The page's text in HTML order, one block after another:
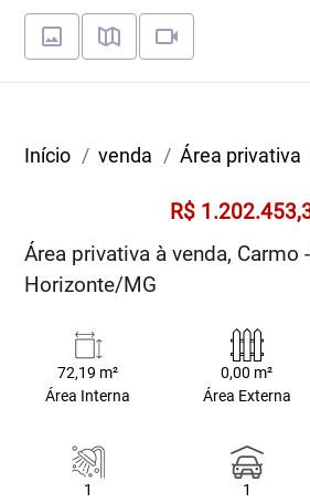
Início venda Área privativa
R$
Área privativa à venda, Carmo
Horizonte/MG
72,19 m²
Área Interna
0,00 m²
Área Externa
1
1